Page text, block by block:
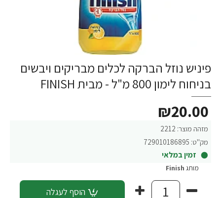
פיניש נוזל הברקה לכלים מבריקים ויבשים
בניחוח לימון 800 מ"ל - מבית FINISH
מזהה מוצר: 2212
מק"ט: 729010186895
זמין במלאי
₪20.00
מותג Finish
הוסף לעגלה